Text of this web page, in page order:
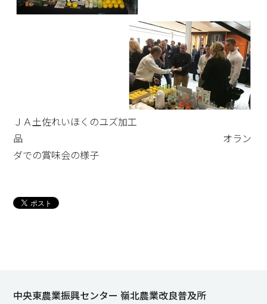
ＪＡ土佐れいほくのユズ加工
品 オラン
ダでの賞味会の様子
中央東農業振興センター 嶺北農業改良普及所